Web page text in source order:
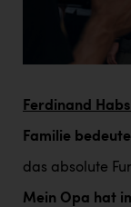
Ferdinand
Familie
das absolute
Mein Opa hat